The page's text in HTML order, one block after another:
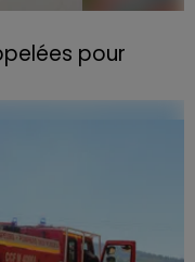
pour
assiettes en